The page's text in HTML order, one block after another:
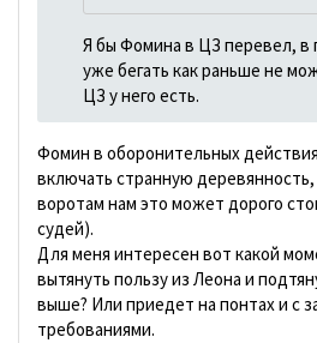
Я бы Фомина в ЦЗ перевел, в
уже бегать как раньше не
ЦЗ у него есть.
Фомин в оборонительных
включать странную
воротам нам это может дорого
судей).
Для меня интересен вот какой
вытянуть пользу из Леона и
выше? Или приедет на понтах и с
требованиями.